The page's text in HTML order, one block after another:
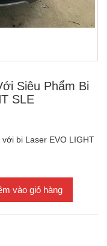
Siêu Phẩm Bi
SLE
bi Laser EVO LIGHT
vào giỏ hàng